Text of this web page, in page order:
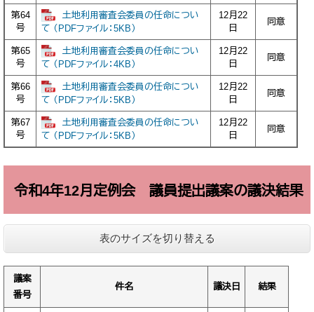
第64
号
土地利用審査会委員の任命につい
て （PDFファイル：5KB）
12月22
日
同意
第65
号
土地利用審査会委員の任命につい
て （PDFファイル：4KB）
12月22
日
同意
第66
号
土地利用審査会委員の任命につい
て （PDFファイル：5KB）
12月22
日
同意
第67
号
土地利用審査会委員の任命につい
て （PDFファイル：5KB）
12月22
日
同意
令和4年12月定例会 議員提出議案の議決結果
表のサイズを切り替える
議案
番号
件名 議決日 結果